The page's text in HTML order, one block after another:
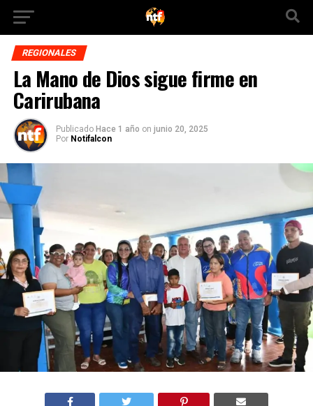
REGIONALES
La Mano de Dios sigue firme en
Carirubana
Publicado Hace 1 año on junio 20, 2025
Por Notifalcon